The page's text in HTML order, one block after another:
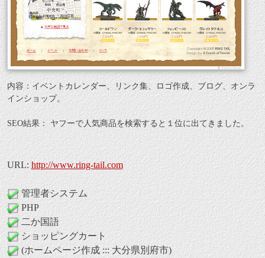
内容：イベントカレンダー、リンク集、ロゴ作成、ブログ、オンラ
インショップ。
SEO結果： ヤフーで人気商品を検索すると１位に出てきました。
URL:http://www.ring-tail.com
管理者システム
PHP
二か国語
ショッピングカート
(ホームページ作成 ::: 大分県別府市)